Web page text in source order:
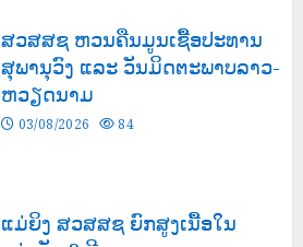
ສວສສຊ ຫວນຄືນມູນເຊື້ອປະທານ
ສຸພານຸວົງ ແລະ ວັນມິດຕະພາບລາວ-
ຫວຽດນາມ
03/08/2026 84
ແມ່ຍິງ ສວສສຊ ຍົກສູງເນື້ອໃນ